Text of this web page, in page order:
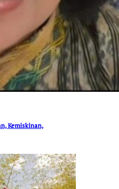
Kemiskinan,